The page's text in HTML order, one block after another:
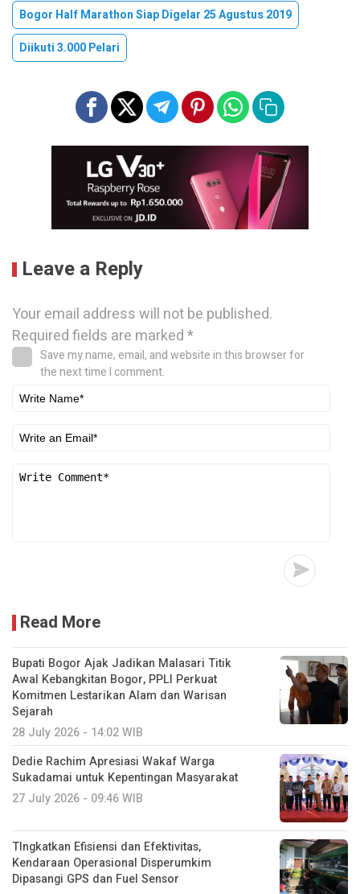
Bogor Half Marathon Siap Digelar 25 Agustus 2019
Diikuti 3.000 Pelari
Leave a Reply
Your email address will not be published.
Required fields are marked*
Save my name, email, and website in this browser for
the next time I comment.
Read More
Bupati Bogor Ajak Jadikan Malasari Titik
Awal Kebangkitan Bogor, PPLI Perkuat
Komitmen Lestarikan Alam dan Warisan
Sejarah
28 July 2026 - 14:02 WIB
Dedie Rachim Apresiasi Wakaf Warga
Sukadamai untuk Kepentingan Masyarakat
27 July 2026 - 09:46 WIB
TIngkatkan Efisiensi dan Efektivitas,
Kendaraan Operasional Disperumkim
Dipasangi GPS dan Fuel Sensor